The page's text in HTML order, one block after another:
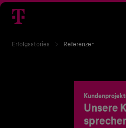
Erfolgsstories Referenzen
Unsere